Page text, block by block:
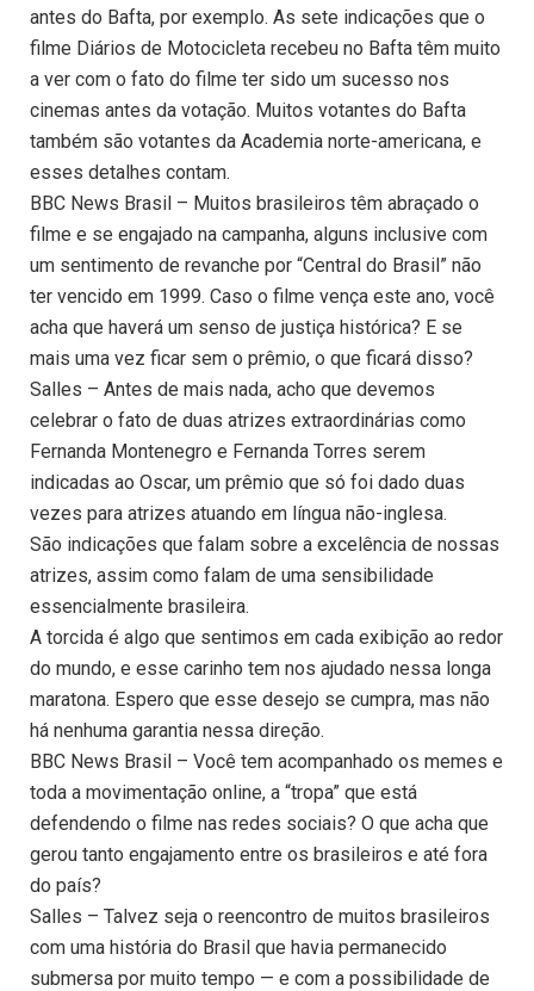
antes do Bafta, por exemplo. As sete indicações que o
filme Diários de Motocicleta recebeu no Bafta têm muito
a ver com o fato do filme ter sido um sucesso nos
cinemas antes da votação. Muitos votantes do Bafta
também são votantes da Academia norte-americana, e
esses detalhes contam.
BBC News Brasil – Muitos brasileiros têm abraçado o
filme e se engajado na campanha, alguns inclusive com
um sentimento de revanche por “Central do Brasil” não
ter vencido em 1999. Caso o filme vença este ano, você
acha que haverá um senso de justiça histórica? E se
mais uma vez ficar sem o prêmio, o que ficará disso?
Salles – Antes de mais nada, acho que devemos
celebrar o fato de duas atrizes extraordinárias como
Fernanda Montenegro e Fernanda Torres serem
indicadas ao Oscar, um prêmio que só foi dado duas
vezes para atrizes atuando em língua não-inglesa.
São indicações que falam sobre a excelência de nossas
atrizes, assim como falam de uma sensibilidade
essencialmente brasileira.
A torcida é algo que sentimos em cada exibição ao redor
do mundo, e esse carinho tem nos ajudado nessa longa
maratona. Espero que esse desejo se cumpra, mas não
há nenhuma garantia nessa direção.
BBC News Brasil – Você tem acompanhado os memes e
toda a movimentação online, a “tropa” que está
defendendo o filme nas redes sociais? O que acha que
gerou tanto engajamento entre os brasileiros e até fora
do país?
Salles – Talvez seja o reencontro de muitos brasileiros
com uma história do Brasil que havia permanecido
submersa por muito tempo — e com a possibilidade de